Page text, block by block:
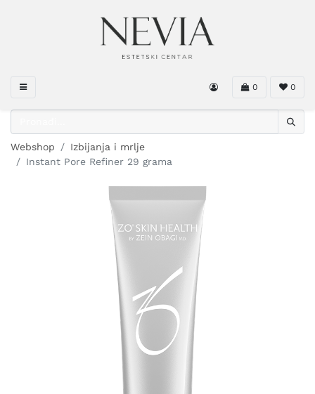
0 0
Webshop
Izbijanja i mrlje
Instant Pore Refiner 29 grama